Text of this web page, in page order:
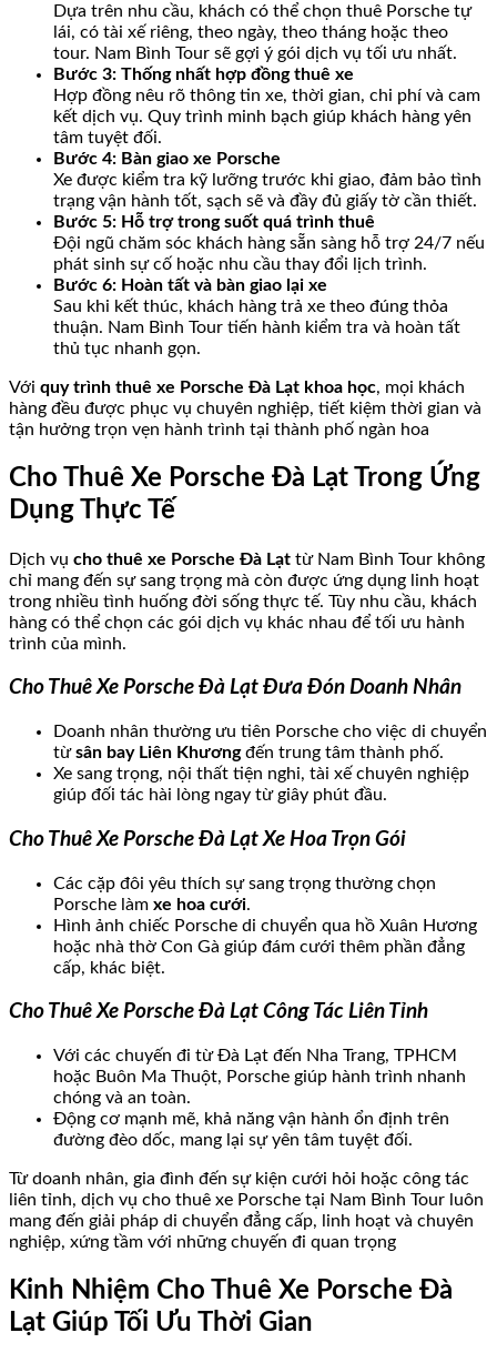
Dựa trên nhu cầu, khách có thể chọn thuê Porsche tự
lái, có tài xế riêng, theo ngày, theo tháng hoặc theo
tour. Nam Bình Tour sẽ gợi ý gói dịch vụ tối ưu nhất.
Bước 3: Thống nhất hợp đồng thuê xe
Hợp đồng nêu rõ thông tin xe, thời gian, chi phí và cam
kết dịch vụ. Quy trình minh bạch giúp khách hàng yên
tâm tuyệt đối.
Bước 4: Bàn giao xe Porsche
Xe được kiểm tra kỹ lưỡng trước khi giao, đảm bảo tình
trạng vận hành tốt, sạch sẽ và đầy đủ giấy tờ cần thiết.
Bước 5: Hỗ trợ trong suốt quá trình thuê
Đội ngũ chăm sóc khách hàng sẵn sàng hỗ trợ 24/7 nếu
phát sinh sự cố hoặc nhu cầu thay đổi lịch trình.
Bước 6: Hoàn tất và bàn giao lại xe
Sau khi kết thúc, khách hàng trả xe theo đúng thỏa
thuận. Nam Bình Tour tiến hành kiểm tra và hoàn tất
thủ tục nhanh gọn.
Với quy trình thuê xe Porsche Đà Lạt khoa học, mọi khách
hàng đều được phục vụ chuyên nghiệp, tiết kiệm thời gian và
tận hưởng trọn vẹn hành trình tại thành phố ngàn hoa
Cho Thuê Xe Porsche Đà Lạt Trong Ứng
Dụng Thực Tế
Dịch vụ cho thuê xe Porsche Đà Lạt từ Nam Bình Tour không
chỉ mang đến sự sang trọng mà còn được ứng dụng linh hoạt
trong nhiều tình huống đời sống thực tế. Tùy nhu cầu, khách
hàng có thể chọn các gói dịch vụ khác nhau để tối ưu hành
trình của mình.
Cho Thuê Xe Porsche Đà Lạt Đưa Đón Doanh Nhân
Doanh nhân thường ưu tiên Porsche cho việc di chuyển
từsân bay Liên Khươngđến trung tâm thành phố.
Xe sang trọng, nội thất tiện nghi, tài xế chuyên nghiệp
giúp đối tác hài lòng ngay từ giây phút đầu.
Cho Thuê Xe Porsche Đà Lạt Xe Hoa Trọn Gói
Các cặp đôi yêu thích sự sang trọng thường chọn
Porsche làm xe hoa cưới.
Hình ảnh chiếc Porsche di chuyển qua hồ Xuân Hương
hoặc nhà thờ Con Gà giúp đám cưới thêm phần đẳng
cấp, khác biệt.
Cho Thuê Xe Porsche Đà Lạt Công Tác Liên Tỉnh
Với các chuyến đi từ Đà Lạt đến Nha Trang, TPHCM
hoặc Buôn Ma Thuột, Porsche giúp hành trình nhanh
chóng và an toàn.
Động cơ mạnh mẽ, khả năng vận hành ổn định trên
đường đèo dốc, mang lại sự yên tâm tuyệt đối.
Từ doanh nhân, gia đình đến sự kiện cưới hỏi hoặc công tác
liên tỉnh, dịch vụ cho thuê xe Porsche tại Nam Bình Tour luôn
mang đến giải pháp di chuyển đẳng cấp, linh hoạt và chuyên
nghiệp, xứng tầm với những chuyến đi quan trọng
Kinh Nhiệm Cho Thuê Xe Porsche Đà
Lạt Giúp Tối Ưu Thời Gian